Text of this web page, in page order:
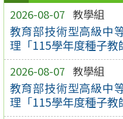
2026-08-07 教學組
教育部技術型高級中
理「115學年度種子教
2026-08-07 教學組
教育部技術型高級中
理「115學年度種子教